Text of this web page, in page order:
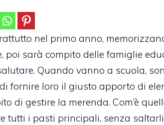
nel primo anno,
poi sarà compito delle famiglie
Quando vanno a scuola,
fornire loro il giusto apporto di
di gestire la merenda. Com’è
tutti i pasti principali, senza